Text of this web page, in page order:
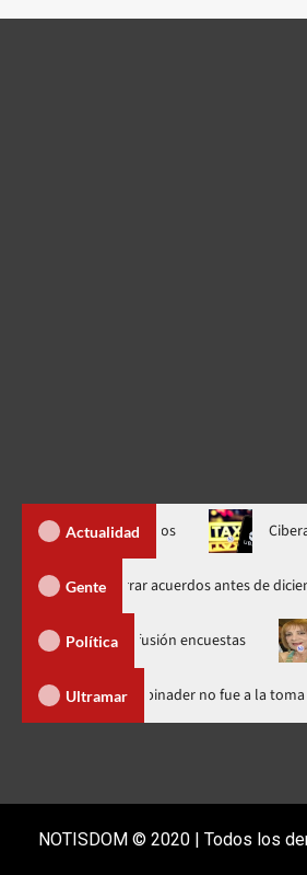
Actualidad
interés de niños Ciberataques
Gente
clave: Warner Bros. debe cerrar acuerdos
Política
por difusión encuestas
Ultramar
Dominicana Luis Abinader no
NOTISDOM © 2020 | Todos los